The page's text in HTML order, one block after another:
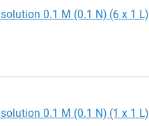
0.1 M (0.1 N) (6 x 1 L)
0.1 M (0.1 N) (1 x 1 L)